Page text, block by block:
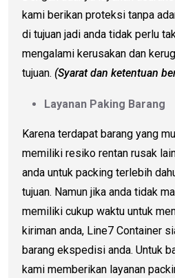
kami berikan proteksi tanpa
di tujuan jadi anda tidak perlu
mengalami kerusakan dan
tujuan. (Syarat dan ketentuan
Layanan Paking Barang
Karena terdapat barang yang
memiliki resiko rentan rusak
anda untuk packing terlebih
tujuan. Namun jika anda tidak
memiliki cukup waktu untuk
kiriman anda, Line7 Container
barang ekspedisi anda. Untuk
kami memberikan layanan